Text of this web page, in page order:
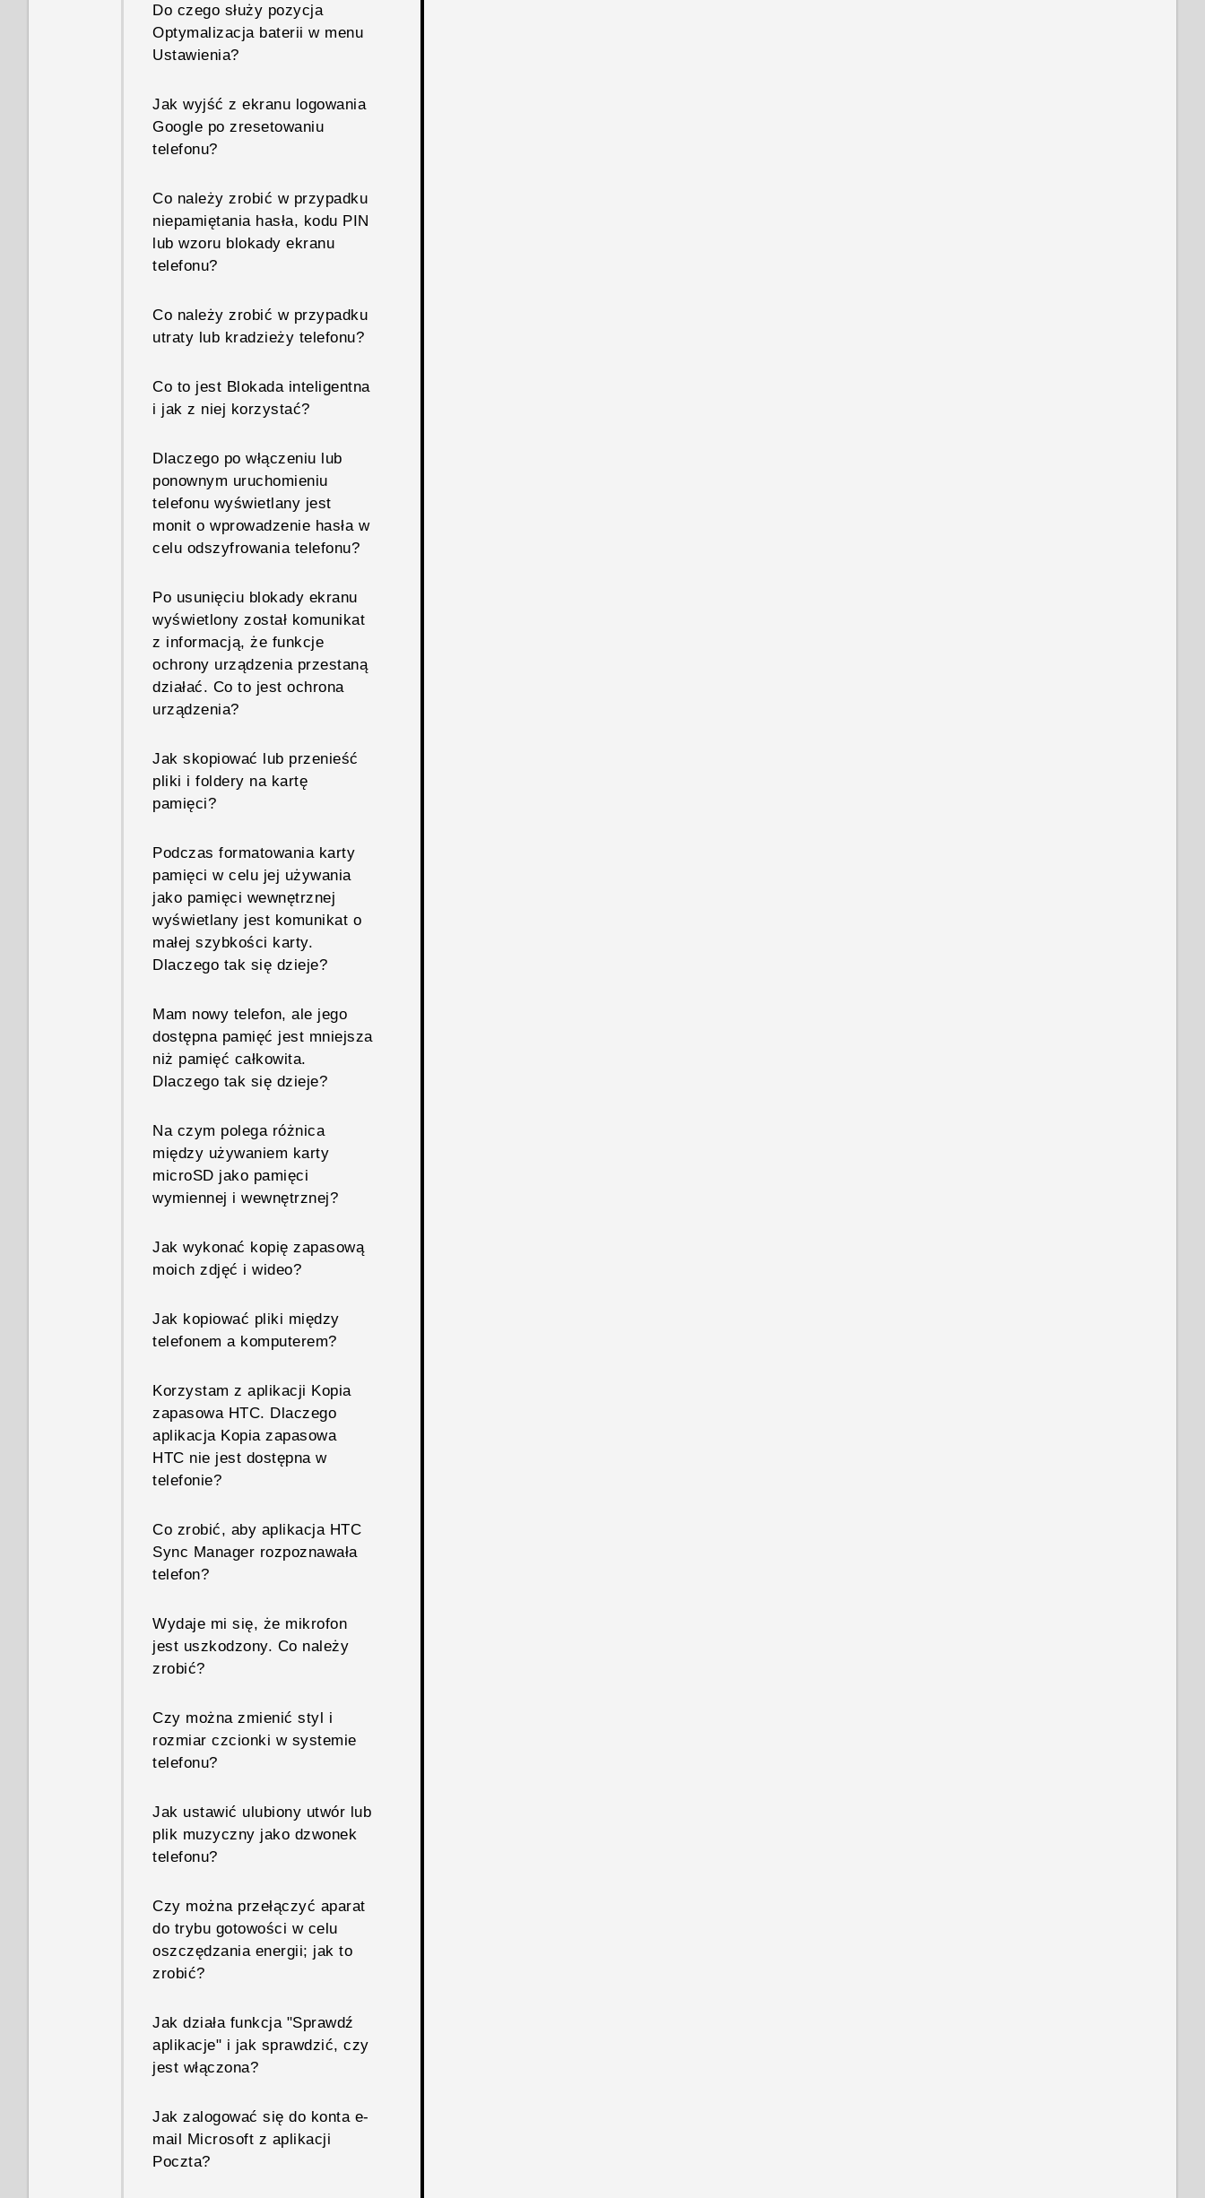
Do czego służy pozycja
Optymalizacja baterii w menu
Ustawienia?
Jak wyjść z ekranu logowania
Google po zresetowaniu
telefonu?
Co należy zrobić w przypadku
niepamiętania hasła, kodu PIN
lub wzoru blokady ekranu
telefonu?
Co należy zrobić w przypadku
utraty lub kradzieży telefonu?
Co to jest Blokada inteligentna
i jak z niej korzystać?
Dlaczego po włączeniu lub
ponownym uruchomieniu
telefonu wyświetlany jest
monit o wprowadzenie hasła w
celu odszyfrowania telefonu?
Po usunięciu blokady ekranu
wyświetlony został komunikat
z informacją, że funkcje
ochrony urządzenia przestaną
działać. Co to jest ochrona
urządzenia?
Jak skopiować lub przenieść
pliki i foldery na kartę
pamięci?
Podczas formatowania karty
pamięci w celu jej używania
jako pamięci wewnętrznej
wyświetlany jest komunikat o
małej szybkości karty.
Dlaczego tak się dzieje?
Mam nowy telefon, ale jego
dostępna pamięć jest mniejsza
niż pamięć całkowita.
Dlaczego tak się dzieje?
Na czym polega różnica
między używaniem karty
microSD jako pamięci
wymiennej i wewnętrznej?
Jak wykonać kopię zapasową
moich zdjęć i wideo?
Jak kopiować pliki między
telefonem a komputerem?
Korzystam z aplikacji Kopia
zapasowa HTC. Dlaczego
aplikacja Kopia zapasowa
HTC nie jest dostępna w
telefonie?
Co zrobić, aby aplikacja HTC
Sync Manager rozpoznawała
telefon?
Wydaje mi się, że mikrofon
jest uszkodzony. Co należy
zrobić?
Czy można zmienić styl i
rozmiar czcionki w systemie
telefonu?
Jak ustawić ulubiony utwór lub
plik muzyczny jako dzwonek
telefonu?
Czy można przełączyć aparat
do trybu gotowości w celu
oszczędzania energii; jak to
zrobić?
Jak działa funkcja "Sprawdź
aplikacje" i jak sprawdzić, czy
jest włączona?
Jak zalogować się do konta e-
mail Microsoft z aplikacji
Poczta?